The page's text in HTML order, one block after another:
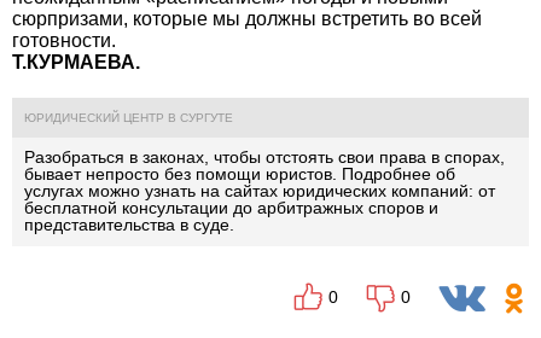
сюрпризами, которые мы должны встретить во всей
готовности.
Т.КУРМАЕВА.
ЮРИДИЧЕСКИЙ ЦЕНТР В СУРГУТЕ
Разобраться в законах, чтобы отстоять свои права в спорах,
бывает непросто без помощи юристов. Подробнее об
услугах можно узнать на сайтах юридических компаний: от
бесплатной консультации до арбитражных споров и
представительства в суде.
0 0